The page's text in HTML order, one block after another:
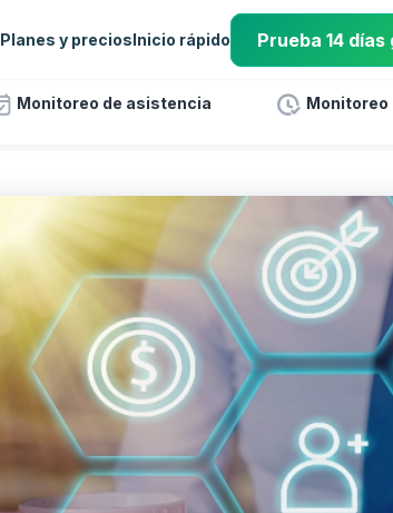
Planes y preciosInicio rápido Prueba 14
Monitoreo de asistencia Monitoreo